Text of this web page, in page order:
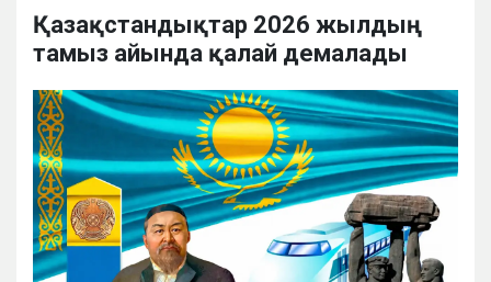
Қазақстандықтар 2026 жылдың
тамыз айында қалай демалады